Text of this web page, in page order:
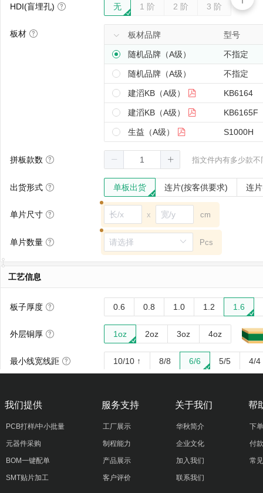
我们提供
PCB打样/中小批量
元器件采购
BOM一键配单
SMT贴片加工
服务支持
工厂展示
制程能力
产品展示
客户评价
关于我们
华秋简介
企业文化
加入我们
联系我们
帮
下
付
常